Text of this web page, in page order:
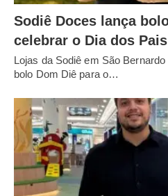
Sodiê Doces lança
celebrar o Dia dos Pais
Lojas da Sodiê em São
bolo Dom Diê para o…